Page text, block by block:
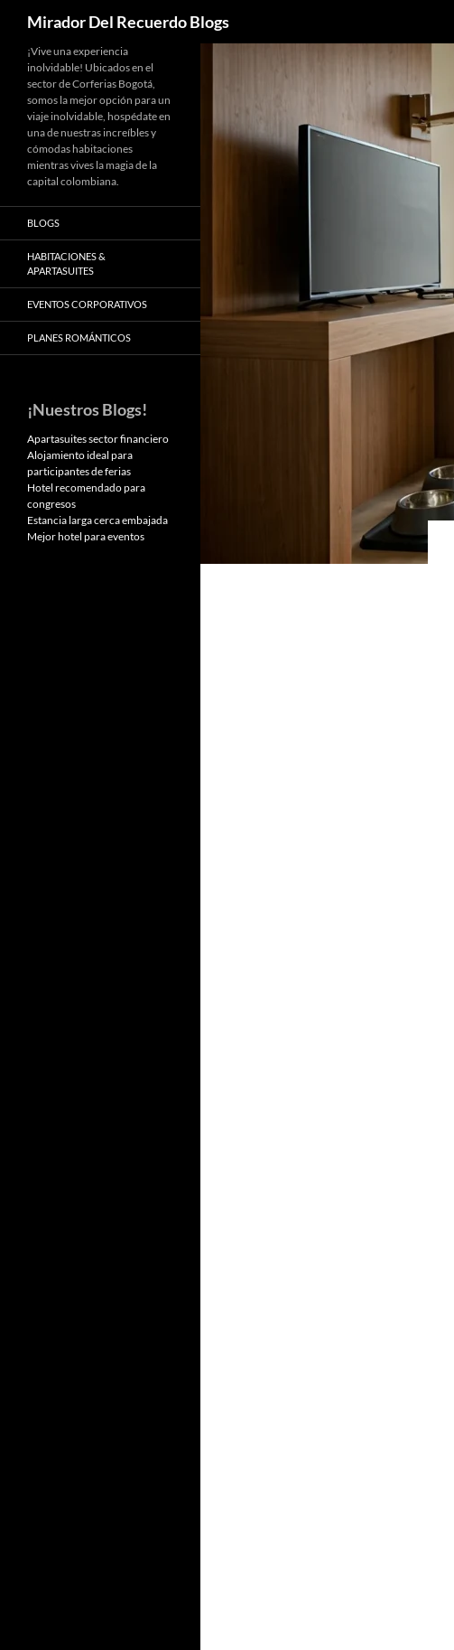
Saltar
contenido
Mirador Del Recuerdo Blogs
¡Vive una experiencia
inolvidable! Ubicados en el
sector de Corferias Bogotá,
somos la mejor opción para un
viaje inolvidable, hospédate en
una de nuestras increíbles y
cómodas habitaciones
mientras vives la magia de la
capital colombiana.
BLOGS
HABITACIONES &
APARTASUITES
EVENTOS CORPORATIVOS
PLANES ROMÁNTICOS
¡Nuestros Blogs!
Apartasuites sector financiero
Alojamiento ideal para
participantes de ferias
Hotel recomendado para
congresos
Estancia larga cerca embajada
Mejor hotel para eventos